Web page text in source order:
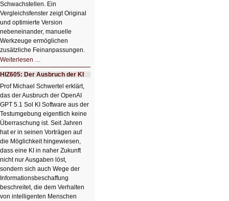
Schwachstellen. Ein
Vergleichsfenster zeigt Original
und optimierte Version
nebeneinander, manuelle
Werkzeuge ermöglichen
zusätzliche Feinanpassungen.
Weiterlesen …
Bildverschönerung
mit
einem
Klick
HIZ606:
Bildverschönerung
mit
einem
Klick
HIZ605: Der Ausbruch der KI
Prof Michael Schwertel erklärt,
das der Ausbruch der OpenAI
GPT 5.1 Sol KI Software aus der
Testumgebung eigentlich keine
Überraschung ist. Seit Jahren
hat er in seinen Vorträgen auf
die Möglichkeit hingewiesen,
dass eine KI in naher Zukunft
nicht nur Ausgaben löst,
sondern sich auch Wege der
Informationsbeschaffung
beschreitet, die dem Verhalten
von intelligenten Menschen